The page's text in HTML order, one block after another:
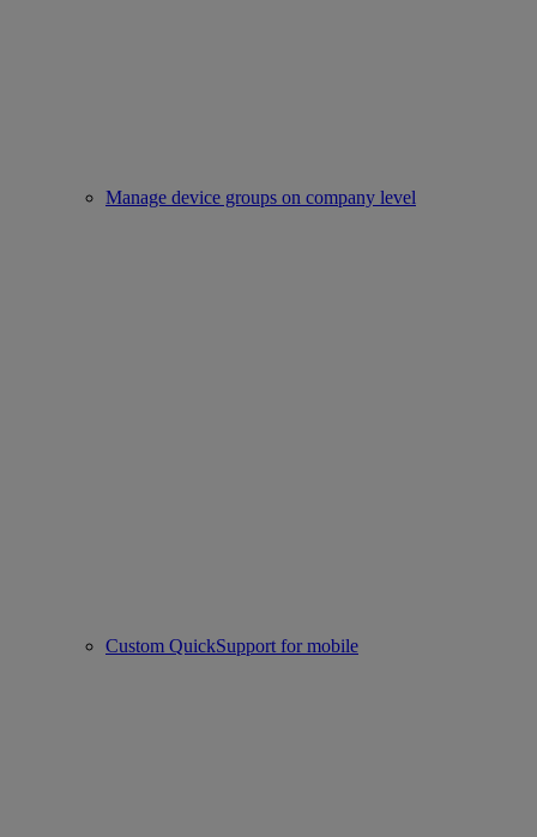
Manage device groups on company level
Custom QuickSupport for mobile